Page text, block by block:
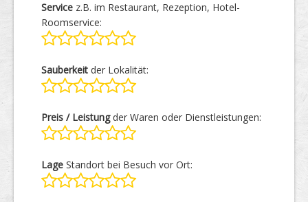
Service z.B. im Restaurant, Rezeption, Hotel-
Roomservice:
Sauberkeit der Lokalität:
Preis / Leistungder Waren oder Dienstleistungen:
Lage Standort bei Besuch vor Ort: